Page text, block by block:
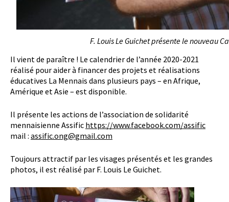
F. Louis Le Guichet présente le nouveau
Il vient de paraître ! Le calendrier de l’année 2020-2021
réalisé pour aider à financer des projets et réalisations
éducatives La Mennais dans plusieurs pays – en Afrique,
Amérique et Asie – est disponible.
Il présente les actions de l’association de solidarité
mennaisienne Assific https://www.facebook.com/assific
mail : assific.ong@gmail.com
Toujours attractif par les visages présentés et les grandes
photos, il est réalisé par F. Louis Le Guichet.